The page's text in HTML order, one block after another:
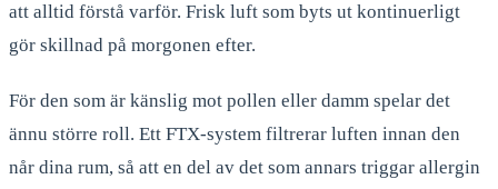
att alltid förstå varför. Frisk luft som byts ut kontinuerligt
gör skillnad på morgonen efter.
För den som är känslig mot pollen eller damm spelar det
ännu större roll. Ett FTX-system filtrerar luften innan den
når dina rum, så att en del av det som annars triggar allergin